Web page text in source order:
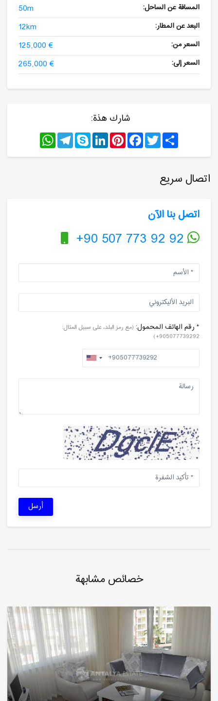
المسافة عن الساحل: 50m
البعد عن المطار: 12km
السعر من: 125,000 €
السعر إلى: 265,000 €
شارك هذة:
Share
Twitter
Facebook
Pinterest
LinkedIn
Skype
Telegram
WhatsApp
اتصال سريع
اتصل بنا الآن
+90 507 773 92 92
* رقم الهاتف المحمول: (مع رمز البلد، على سبيل المثال:
905077739292+)
أرسل
خصائص مشابهة